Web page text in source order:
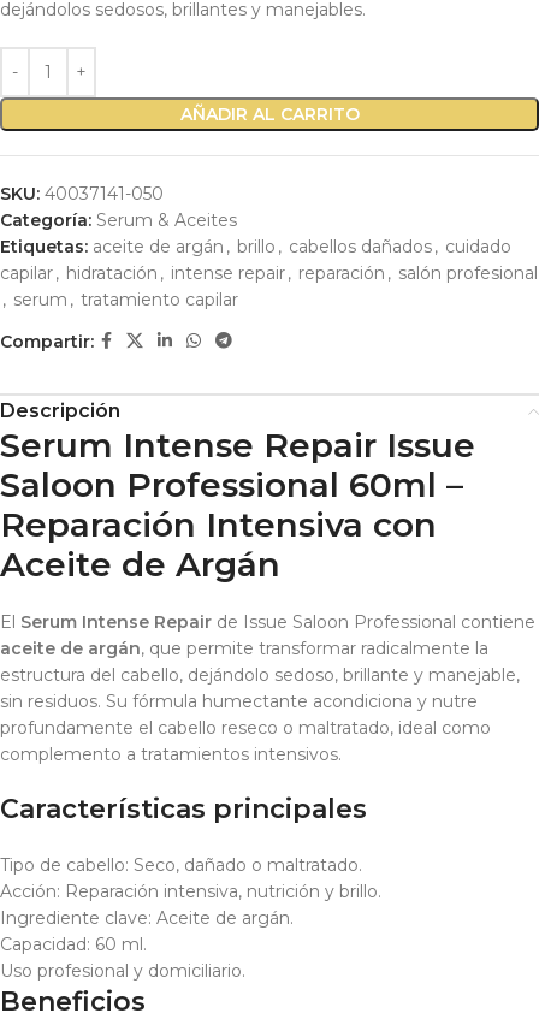
dejándolos sedosos, brillantes y manejables.
AÑADIR AL CARRITO
SKU: 40037141-050
Categoría: Serum & Aceites
Etiquetas: aceite de argán , brillo , cabellos dañados, cuidado
capilar, hidratación , intense repair, reparación , salón profesional
, serum , tratamiento capilar
Compartir:
Descripción
Serum Intense Repair Issue
Saloon Professional 60ml –
Reparación Intensiva con
Aceite de Argán
El Serum Intense Repair de Issue Saloon Professional contiene
aceite de argán, que permite transformar radicalmente la
estructura del cabello, dejándolo sedoso, brillante y manejable,
sin residuos. Su fórmula humectante acondiciona y nutre
profundamente el cabello reseco o maltratado, ideal como
complemento a tratamientos intensivos.
Características principales
Tipo de cabello: Seco, dañado o maltratado.
Acción: Reparación intensiva, nutrición y brillo.
Ingrediente clave: Aceite de argán.
Capacidad: 60 ml.
Uso profesional y domiciliario.
Beneficios